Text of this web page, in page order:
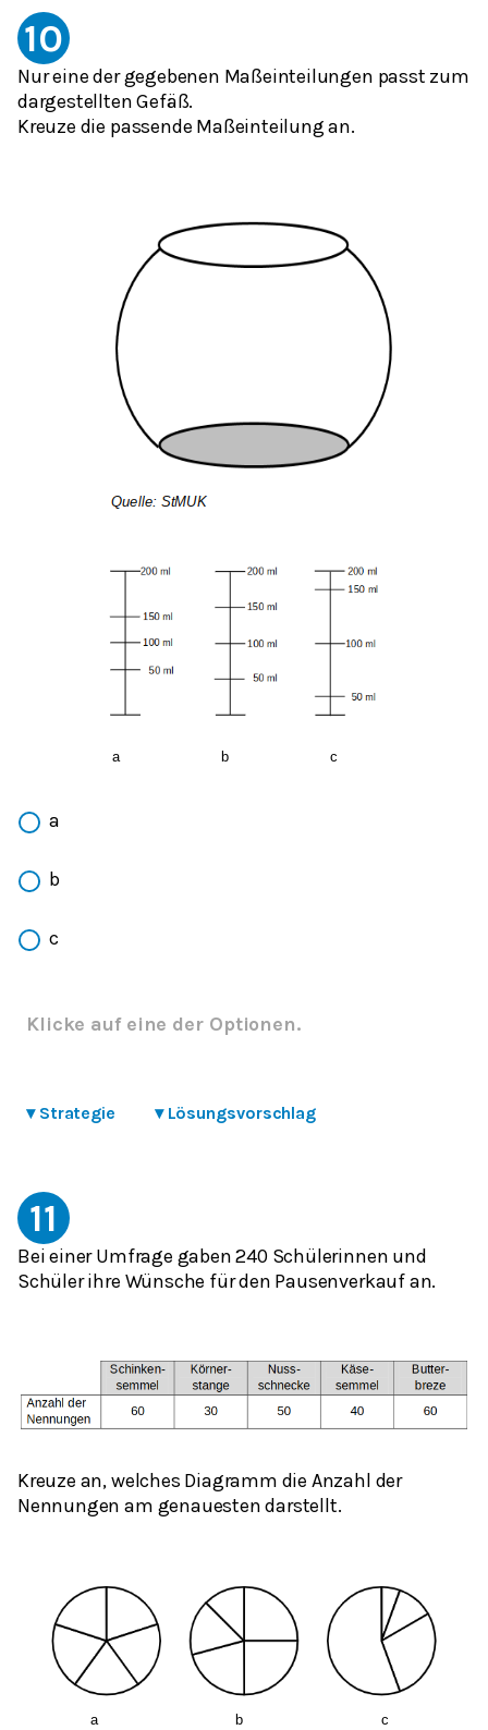
10
Nur eine der gegebenen Maßeinteilungen passt zum
dargestellten Gefäß.
Kreuze die passende Maßeinteilung an.
a
b
c
Klicke auf eine der Optionen.
▾ Strategie ▾ Lösungsvorschlag
11
Bei einer Umfrage gaben 240 Schülerinnen und
Schüler ihre Wünsche für den Pausenverkauf an.
Kreuze an, welches Diagramm die Anzahl der
Nennungen am genauesten darstellt.